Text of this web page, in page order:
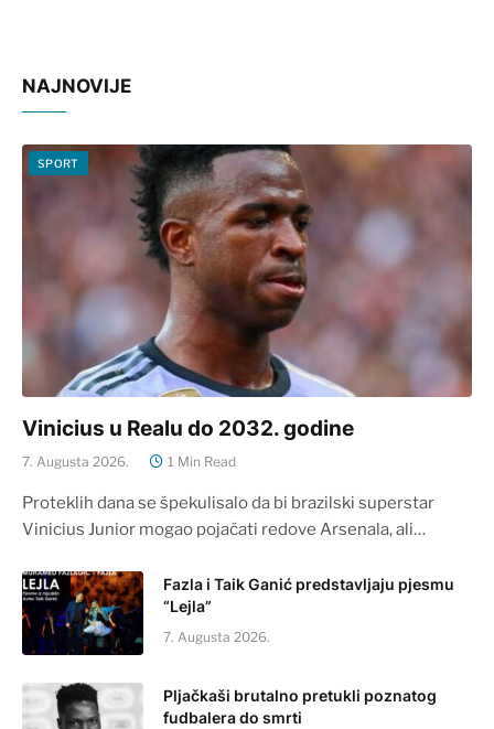
NAJNOVIJE
SPORT
Vinicius u Realu do 2032. godine
7. Augusta 2026. 1 Min Read
Proteklih dana se špekulisalo da bi brazilski superstar
Vinicius Junior mogao pojačati redove Arsenala, ali…
Fazla i Taik Ganić predstavljaju pjesmu
“Lejla”
7. Augusta 2026.
Pljačkaši brutalno pretukli poznatog
fudbalera do smrti